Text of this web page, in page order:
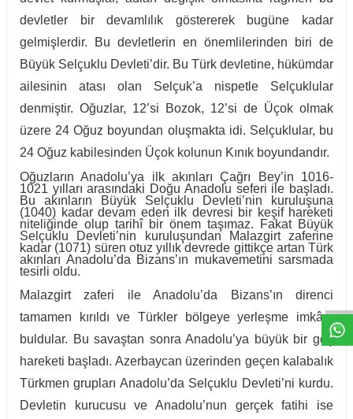
WhtappDeseHatt
devletler bir devamlılık göstererek bugüne kadar
gelmişlerdir. Bu devletlerin en önemlilerinden biri de
Büyük Selçuklu Devleti’dir. Bu Türk devletine, hükümdar
ailesinin atası olan Selçuk’a nispetle Selçuklular
denmiştir. Oğuzlar, 12’si Bozok, 12’si de Üçok olmak
üzere 24 Oğuz boyundan oluşmakta idi. Selçuklular, bu
24 Oğuz kabilesinden Üçok kolunun Kınık boyundandır.
Oğuzların Anadolu’ya ilk akınları Çağrı Bey’in 1016-
1021 yılları arasındaki Doğu Anadolu seferi ile başladı.
Bu akınların Büyük Selçuklu Devleti’nin kuruluşuna
(1040) kadar devam eden ilk devresi bir keşif hareketi
niteliğinde olup tarihî bir önem taşımaz. Fakat Büyük
Selçuklu Devleti’nin kuruluşundan Malazgirt zaferine
kadar (1071) süren otuz yıllık devrede gittikçe artan Türk
akınları Anadolu’da Bizans’ın mukavemetini sarsmada
tesirli oldu.
Malazgirt zaferi ile Anadolu’da Bizans’ın direnci
tamamen kırıldı ve Türkler bölgeye yerleşme imkânı
buldular. Bu savaştan sonra Anadolu’ya büyük bir göç
hareketi başladı. Azerbaycan üzerinden geçen kalabalık
Türkmen grupları Anadolu’da Selçuklu Devleti’ni kurdu.
Devletin kurucusu ve Anadolu’nun gerçek fatihi ise